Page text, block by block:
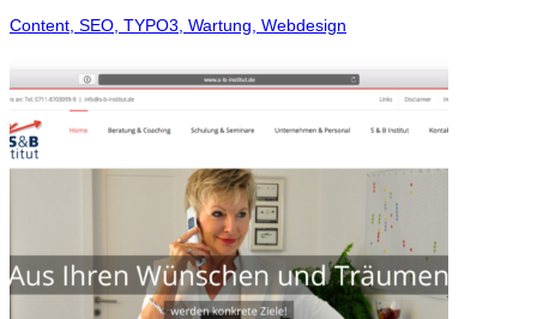
Content, SEO, TYPO3, Wartung, Webdesign